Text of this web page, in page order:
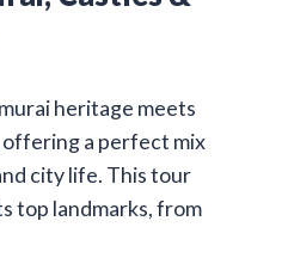
heritage meets
a perfect mix
city life. This tour
top landmarks, from